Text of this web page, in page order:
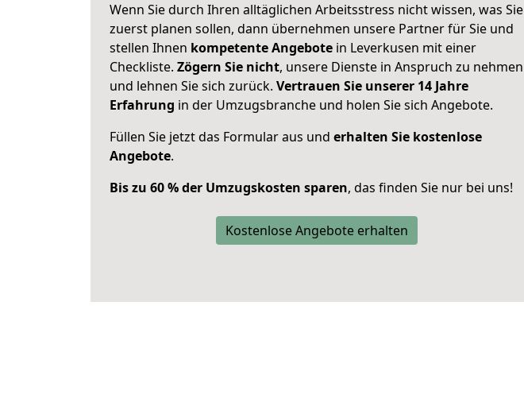
Wenn Sie durch Ihren alltäglichen Arbeitsstress nicht wissen, was Sie
zuerst planen sollen, dann übernehmen unsere Partner für Sie und
stellen Ihnen kompetente Angebote in Leverkusen mit einer
Checkliste. Zögern Sie nicht, unsere Dienste in Anspruch zu nehmen
und lehnen Sie sich zurück. Vertrauen Sie unserer 14 Jahre
Erfahrung in der Umzugsbranche und holen Sie sich Angebote.
Füllen Sie jetzt das Formular aus und erhalten Sie kostenlose
Angebote.
Bis zu 60 % der Umzugskosten sparen, das finden Sie nur bei uns!
Kostenlose Angebote erhalten